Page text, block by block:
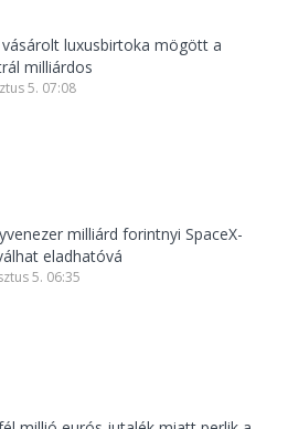
luxusbirtoka mögött a
milliárdos
5. 07:08
milliárd forintnyi SpaceX-
eladhatóvá
5. 06:35